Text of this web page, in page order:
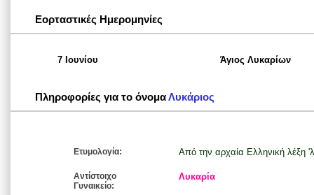
Εορταστικές Ημερομηνίες
7 Ιουνίου Άγιος Λυκαρίων
Πληροφορίες για το όνομαΛυκάριος
Ετυμολογία: Από την αρχαία Ελληνική λέξη
Αντίστοιχο
Γυναικείο:
Λυκαρία